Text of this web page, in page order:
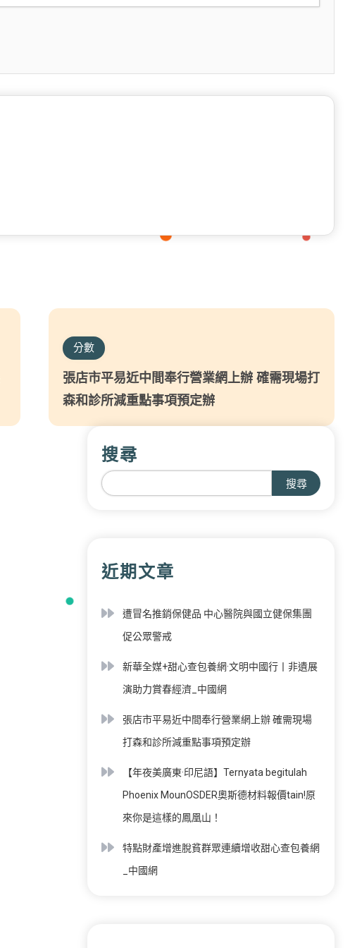
分數
張店市平易近中間奉行營業網上辦 確需現場打
森和診所減重點事項預定辦
搜尋
搜尋
近期文章
遭冒名推銷保健品 中心醫院與國立健保集團
促公眾警戒
新華全媒+甜心查包養網·文明中國行丨非遺展
演助力賞春經濟_中國網
張店市平易近中間奉行營業網上辦 確需現場
打森和診所減重點事項預定辦
【年夜美廣東·印尼語】Ternyata begitulah
Phoenix MounOSDER奧斯德材料報價tain!原
來你是這樣的鳳凰山！
特點財產增進脫貧群眾連續增收甜心查包養網
_中國網